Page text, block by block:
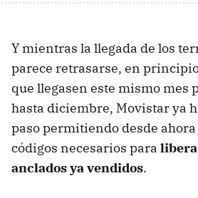
Y mientras la llegada de los
parece retrasarse, en
que llegasen este mismo mes
hasta diciembre, Movistar ya
paso permitiendo desde
códigos necesarios para
anclados ya vendidos.